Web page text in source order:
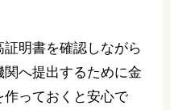
明書を確認しながら
へ提出するために金
っておくと安心で